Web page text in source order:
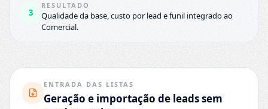
3
RESULTADO
Qualidade da base, custo por lead e funil integrado ao
Comercial.
ENTRADA DAS LISTAS
Geração e importação de leads sem